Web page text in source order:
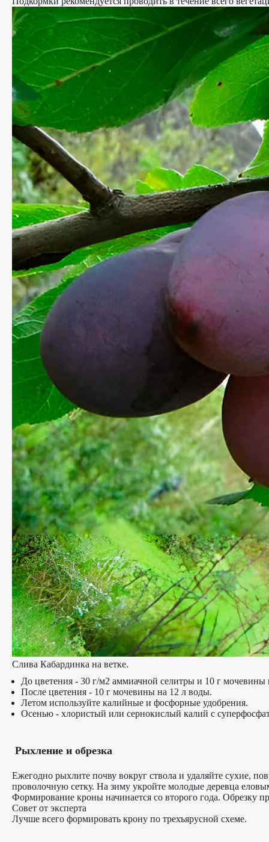
Слива Кабардинка на ветке.
До цветения - 30 г/м2 аммиачной селитры и 10 г мочевины
После цветения - 10 г мочевины на 12 л воды.
Летом используйте калийные и фосфорные удобрения.
Осенью - хлористый или сернокислый калий с
Рыхление и обрезка
Ежегодно рыхлите почву вокруг ствола и удаляйте сухие,
проволочную сетку. На зиму укройте молодые деревца
Формирование кроны начинается со второго года. Обрезку
Совет от эксперта
Лучше всего формировать крону по трехъярусной схеме.